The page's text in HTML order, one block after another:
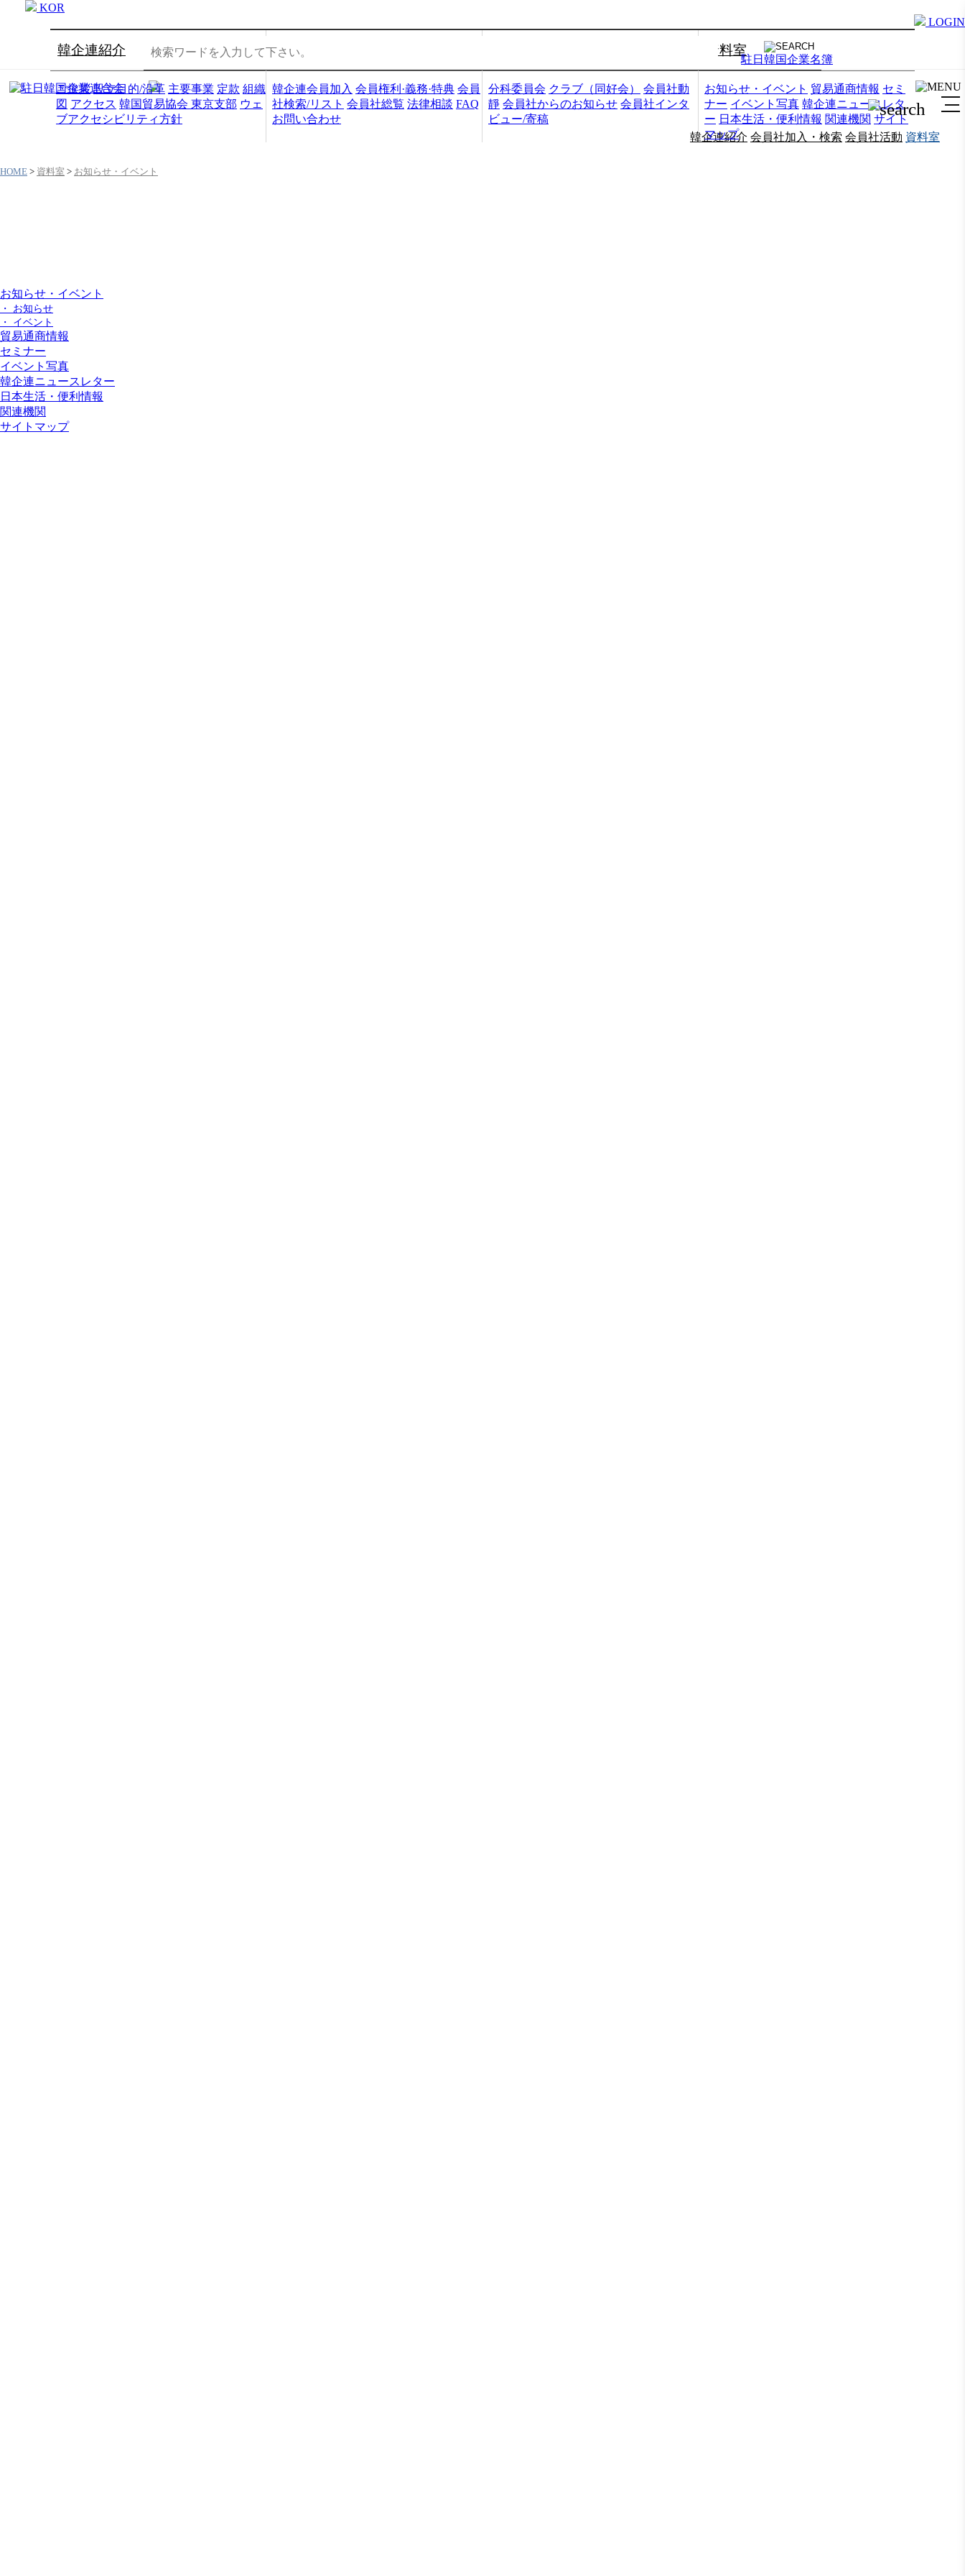
韓企連紹介
ご挨拶 設立目的/沿革 主要事業 定款 組織
図 アクセス 韓国貿易協会 東京支部 ウェ
ブアクセシビリティ方針
会員社加入・検索
韓企連会員加入 会員権利·義務·特典 会員
社検索/リスト 会員社総覧 法律相談 FAQ
お問い合わせ
分科委員会 クラブ（同好会）
会員社動
靜 会員社からのお知らせ 会員社インタ
ビュー/寄稿
資料室
お知らせ・イベント 貿易通商情報 セミ
ナー イベント写真 韓企連ニュースレタ
ー 日本生活・便利情報 関連機関 サイト
マップ
駐日韓国企業名簿
KOR
LOGIN
韓企連紹介 会員社加入・検索 会員社活動 資料室
HOME > 資料室 > お知らせ・イベント
お知らせ・イベント
・ お知らせ
・ イベント
貿易通商情報
セミナー
イベント写真
韓企連ニュースレター
日本生活・便利情報
関連機関
サイトマップ